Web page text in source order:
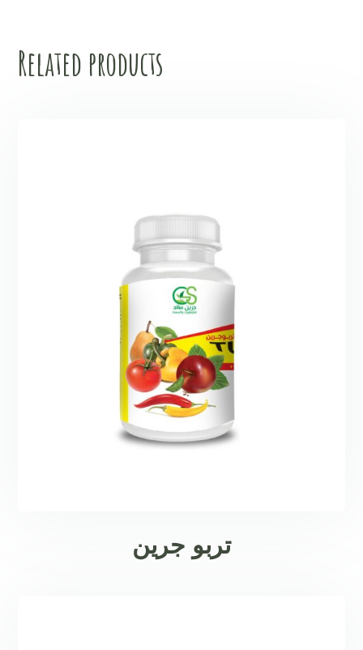
Related products
تربو جرين